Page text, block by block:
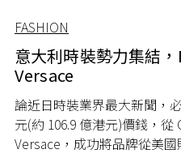
FASHION
意大利時裝勢力集結
Versace
論近日時裝業界最大新聞，
元(約 106.9 億港元)價錢，
Versace，成功將品牌從美